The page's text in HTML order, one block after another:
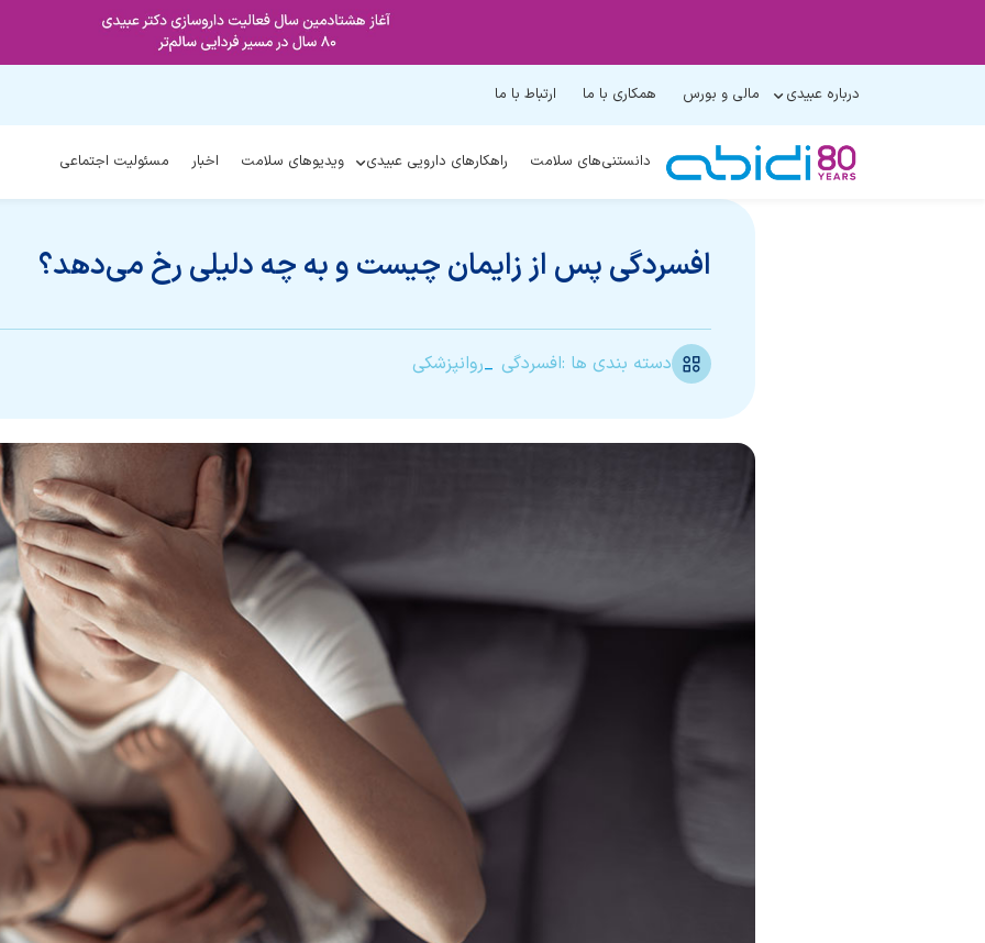
درباره عبیدی مالی و بورس همکاری با ما ارتباط با ما
دانستنی‌های سلامت راهکارهای دارویی عبیدی ویدیوهای سلامت اخبار مسئولیت اجتماعی
افسردگی پس از زایمان چیست و به چه دلیلی رخ می‌دهد؟
دسته بندی ها :افسردگی روانپزشکی